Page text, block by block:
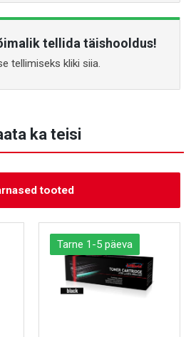
tellida täishooldus!
tellimiseks kliki siia.
ka teisi
tooted
Tarne 1-5 päeva